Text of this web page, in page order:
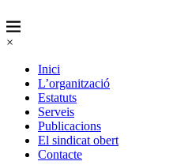
×
Inici
L’organització
Estatuts
Serveis
Publicacions
El sindicat obert
Contacte